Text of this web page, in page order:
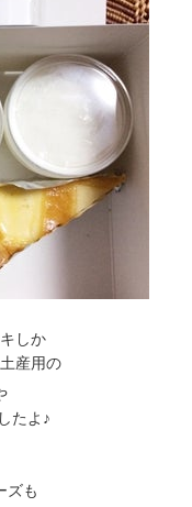
しか
産用の
たよ♪
ズも